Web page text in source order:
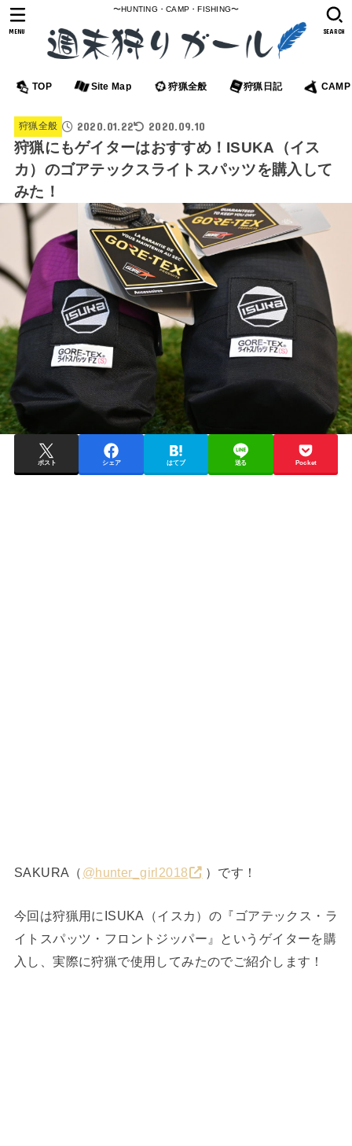
〜HUNTING・CAMP・FISHING〜
TOP Site Map 狩猟全般 狩猟日記 CAMP
SEARCH
MENU
狩猟全般 2020.01.22 2020.09.10
狩猟にもゲイターはおすすめ！ISUKA（イス
カ）のゴアテックスライトスパッツを購入して
みた！
ポスト シェア はてブ 送る Pocket
SAKURA（ @hunter_girl2018 ）です！
今回は狩猟用にISUKA（イスカ）の『ゴアテックス・ラ
イトスパッツ・フロントジッパー』というゲイターを購
入し、実際に狩猟で使用してみたのでご紹介します！